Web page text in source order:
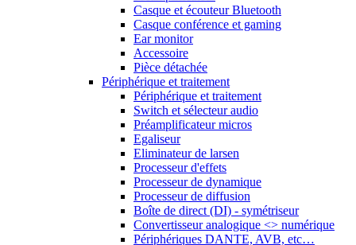
Casque et écouteur Bluetooth
Casque conférence et gaming
Ear monitor
Accessoire
Pièce détachée
Périphérique et traitement
Périphérique et traitement
Switch et sélecteur audio
Préamplificateur micros
Egaliseur
Eliminateur de larsen
Processeur d'effets
Processeur de dynamique
Processeur de diffusion
Boîte de direct (DI) - symétriseur
Convertisseur analogique <> numérique
Périphériques DANTE, AVB, etc…